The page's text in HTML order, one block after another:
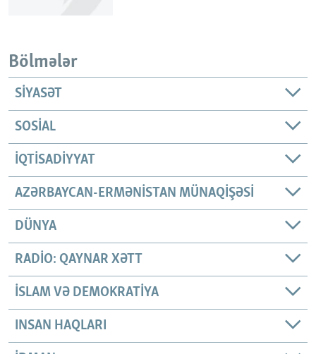
Bölmələr
SIYASƏT
SOSIAL
İQTISADIYYAT
AZƏRBAYCAN-ERMƏNISTAN MÜNAQIŞƏSI
DÜNYA
RADIO: QAYNAR XƏTT
İSLAM VƏ DEMOKRATIYA
INSAN HAQLARI